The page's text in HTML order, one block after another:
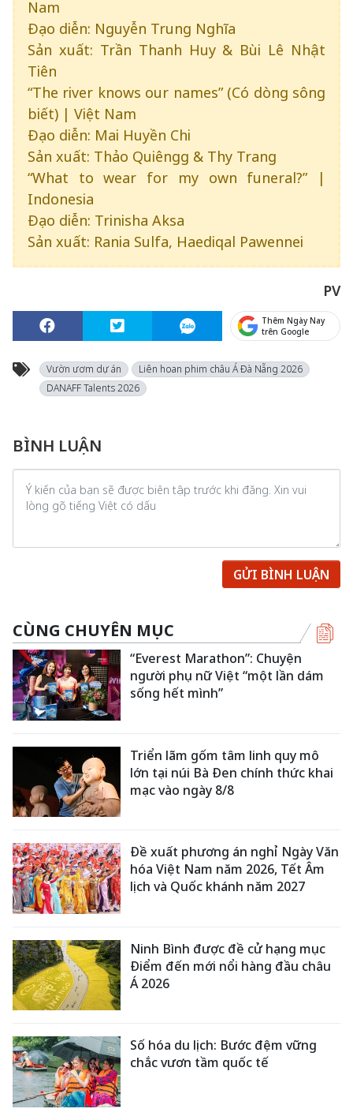
Nam
Đạo diễn: Nguyễn Trung Nghĩa
Sản xuất: Trần Thanh Huy & Bùi Lê Nhật
Tiên
“The river knows our names” (Có dòng sông
biết) | Việt Nam
Đạo diễn: Mai Huyền Chi
Sản xuất: Thảo Quiêngg & Thy Trang
“What to wear for my own funeral?” |
Indonesia
Đạo diễn: Trinisha Aksa
Sản xuất: Rania Sulfa, Haediqal Pawennei
PV
Thêm Ngày Nay
trên Google
Vườn ươm dự án
Liên hoan phim châu Á Đà Nẵng 2026
DANAFF Talents 2026
BÌNH LUẬN
GỬI BÌNH LUẬN
CÙNG CHUYÊN MỤC
“Everest Marathon”: Chuyện
người phụ nữ Việt “một lần dám
sống hết mình”
Triển lãm gốm tâm linh quy mô
lớn tại núi Bà Đen chính thức khai
mạc vào ngày 8/8
Đề xuất phương án nghỉ Ngày Văn
hóa Việt Nam năm 2026, Tết Âm
lịch và Quốc khánh năm 2027
Ninh Bình được đề cử hạng mục
Điểm đến mới nổi hàng đầu châu
Á 2026
Số hóa du lịch: Bước đệm vững
chắc vươn tầm quốc tế